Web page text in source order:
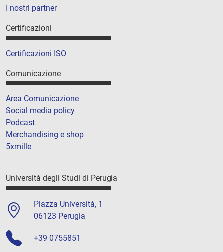
I nostri partner
Certificazioni
Certificazioni ISO
Comunicazione
Area Comunicazione
Social media policy
Podcast
Merchandising e shop
5xmille
Università degli Studi di Perugia
Piazza Università, 1
06123 Perugia
+39 0755851